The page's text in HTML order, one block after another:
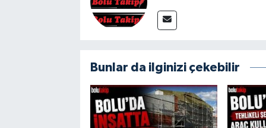
Bunlar da ilginizi çekebilir